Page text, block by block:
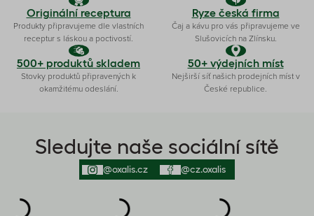
Originální receptura
Produkty připravujeme dle vlastních
receptur s láskou a poctivostí.
Ryze česká firma
Čaj a kávu pro vás připravujeme ve
Slušovicích na Zlínsku.
500+ produktů skladem
Stovky produktů připravených k
okamžitému odeslání.
50+ výdejních míst
Nejširší síť našich prodejních míst v
České republice.
Sledujte naše sociální sítě
@oxalis.cz @cz.oxalis